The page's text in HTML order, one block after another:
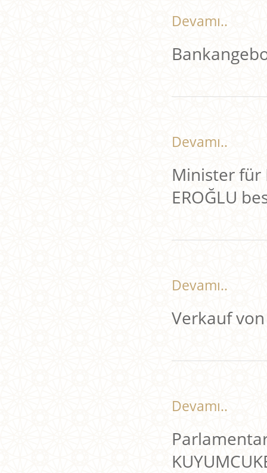
Devamı..
Devamı..
Minister für
EROĞLU
Devamı..
Verkauf
Devamı..